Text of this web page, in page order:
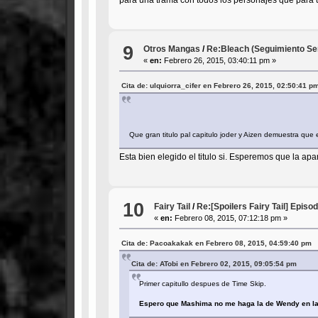
9 Otros Mangas / Re:Bleach (Seguimiento
«en: Febrero 26, 2015, 03:40:11 pm »
Cita de: ulquiorra_cifer en Febrero 26, 2015, 02:50:41
Que gran titulo pal capitulo joder y Aizen demuestra
Esta bien elegido el titulo si. Esperemos que la
10 Fairy Tail /Re:[Spoilers Fairy Tail]
«en: Febrero 08, 2015, 07:12:18 pm »
Cita de: Pacoakakak en Febrero 08, 2015, 04:59:40 pm
Cita de: ATobi en Febrero 02, 2015, 09:05:54 pm
Primer capitullo despues de Time Skip.
Espero que Mashima no me haga la de Wendy en